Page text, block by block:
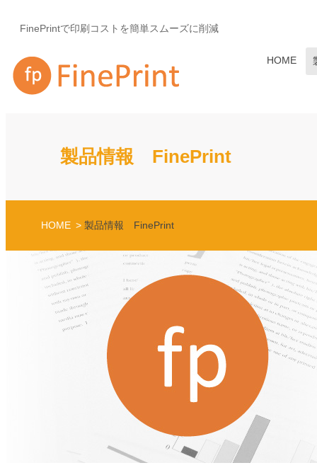
FinePrintで印刷コストを簡単スムーズに削減
HOME
製品情報 FinePrint
HOME 製品情報 FinePrint